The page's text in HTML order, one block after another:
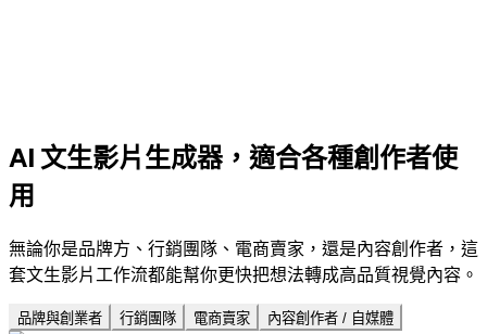
AI 文生影片生成器，適合各種創作者使
用
無論你是品牌方、行銷團隊、電商賣家，還是內容創作者，這
套文生影片工作流都能幫你更快把想法轉成高品質視覺內容。
品牌與創業者 行銷團隊 電商賣家 內容創作者 / 自媒體